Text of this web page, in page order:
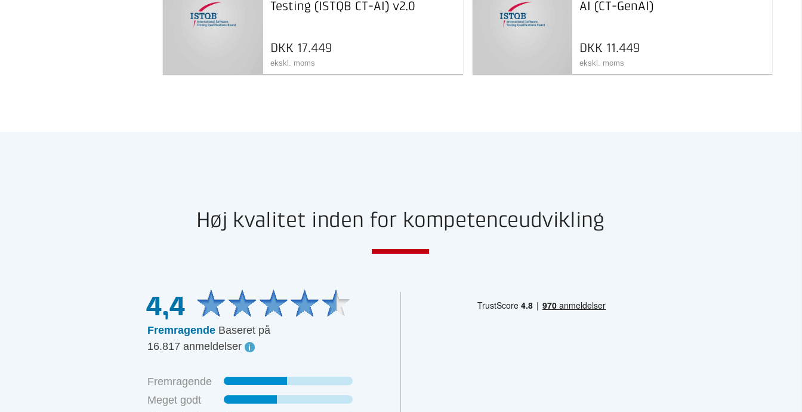
Testing (ISTQB CT-AI) v2.0
DKK 17.449
ekskl. moms
AI (CT-GenAI)
DKK 11.449
ekskl. moms
Høj kvalitet inden for kompetenceudvikling
4,4
Fremragende Baseret på
16.817 anmeldelser
Fremragende
Meget godt